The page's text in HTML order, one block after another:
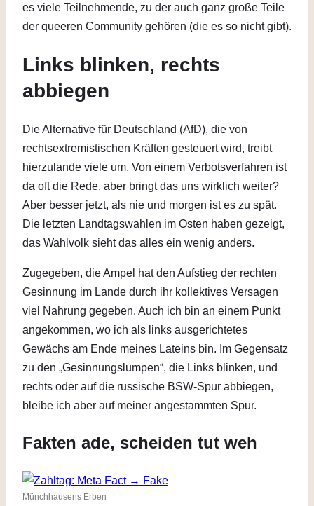
es viele Teilnehmende, zu der auch ganz große Teile
der queeren Community gehören (die es so nicht gibt).
Links blinken, rechts
abbiegen
Die Alternative für Deutschland (AfD), die von
rechtsextremistischen Kräften gesteuert wird, treibt
hierzulande viele um. Von einem Verbotsverfahren ist
da oft die Rede, aber bringt das uns wirklich weiter?
Aber besser jetzt, als nie und morgen ist es zu spät.
Die letzten Landtagswahlen im Osten haben gezeigt,
das Wahlvolk sieht das alles ein wenig anders.
Zugegeben, die Ampel hat den Aufstieg der rechten
Gesinnung im Lande durch ihr kollektives Versagen
viel Nahrung gegeben. Auch ich bin an einem Punkt
angekommen, wo ich als links ausgerichtetes
Gewächs am Ende meines Lateins bin. Im Gegensatz
zu den „Gesinnungslumpen“, die Links blinken, und
rechts oder auf die russische BSW-Spur abbiegen,
bleibe ich aber auf meiner angestammten Spur.
Fakten ade, scheiden tut weh
Münchhausens Erben